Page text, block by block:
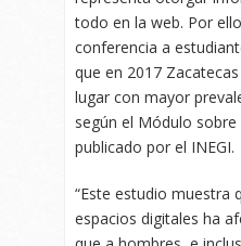
todo en la web. Por
conferencia a
que en 2017
lugar con mayor
según el Módulo sobre
publicado por el INEGI.
“Este estudio muestra
espacios digitales ha